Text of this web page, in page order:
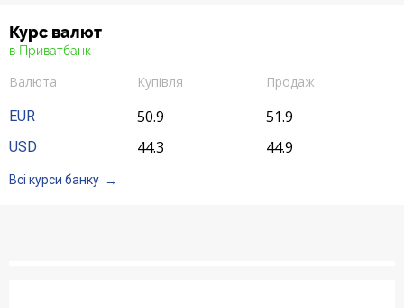
Курс валют
в Приватбанк
Валюта Купівля
Продаж
EUR
50.9 51.9
USD 44.3 44.9
Всі курси банку